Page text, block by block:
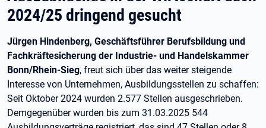
2024/25 dringend gesucht
Jürgen Hindenberg, Geschäftsführer Berufsbildung und
Fachkräftesicherung der Industrie- und Handelskammer
Bonn/Rhein-Sieg, freut sich über das weiter steigende
Interesse von Unternehmen, Ausbildungsstellen zu schaffen:
Seit Oktober 2024 wurden 2.577 Stellen ausgeschrieben.
Demgegenüber wurden bis zum 31.03.2025 544